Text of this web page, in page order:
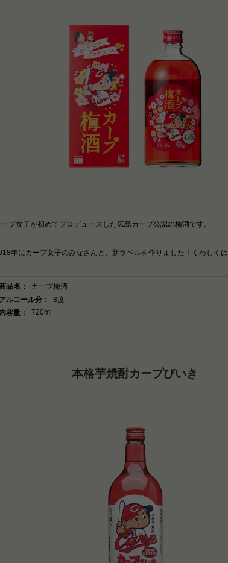
ープ女子が初めてプロデュースした広島カープ公認の梅酒です。
年にカープ女子のみなさんと、新ラベルを作りました！くわしくは
品名：
カープ梅酒
アルコール分：
8度
内容量：
720ml
本格芋焼酎カープびいき